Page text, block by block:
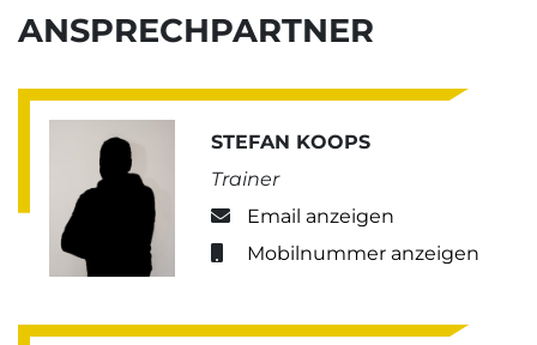
ANSPRECHPARTNER
STEFAN KOOPS
Trainer
Email anzeigen
Mobilnummer anzeigen